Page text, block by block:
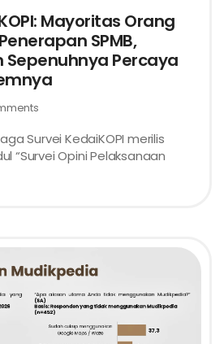
Mayoritas Orang
SPMB,
Percaya
Survei KedaiKOPI merilis
“Survei Opini Pelaksanaan